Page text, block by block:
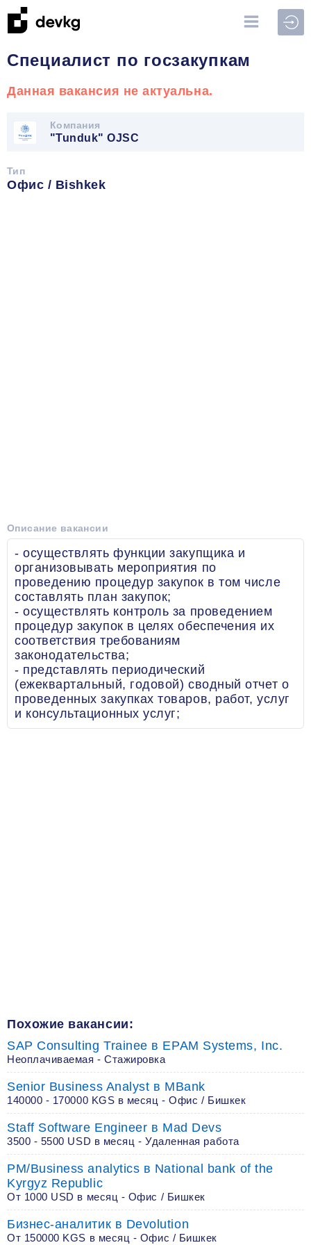
Специалист по госзакупкам
Данная вакансия не актуальна.
Компания
"Tunduk" OJSC
Тип
Офис / Bishkek
Описание вакансии
- осуществлять функции закупщика и
организовывать мероприятия по
проведению процедур закупок в том числе
составлять план закупок;
- осуществлять контроль за проведением
процедур закупок в целях обеспечения их
соответствия требованиям
законодательства;
- представлять периодический
(ежеквартальный, годовой) сводный отчет о
проведенных закупках товаров, работ, услуг
и консультационных услуг;
Похожие вакансии:
SAP Consulting Trainee в EPAM Systems, Inc.
Неоплачиваемая - Стажировка
Senior Business Analyst в MBank
140000 - 170000 KGS в месяц - Офис / Бишкек
Staff Software Engineer в Mad Devs
3500 - 5500 USD в месяц - Удаленная работа
PM/Business analytics в National bank of the
Kyrgyz Republic
От 1000 USD в месяц - Офис / Бишкек
Бизнес-аналитик в Devolution
От 150000 KGS в месяц - Офис / Бишкек